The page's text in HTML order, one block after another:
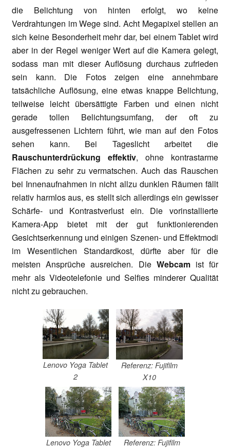
die Belichtung von hinten erfolgt, wo keine
Verdrahtungen im Wege sind. Acht Megapixel stellen an
sich keine Besonderheit mehr dar, bei einem Tablet wird
aber in der Regel weniger Wert auf die Kamera gelegt,
sodass man mit dieser Auflösung durchaus zufrieden
sein kann. Die Fotos zeigen eine annehmbare
tatsächliche Auflösung, eine etwas knappe Belichtung,
teilweise leicht übersättigte Farben und einen nicht
gerade tollen Belichtungsumfang, der oft zu
ausgefressenen Lichtern führt, wie man auf den Fotos
sehen kann. Bei Tageslicht arbeitet die
Rauschunterdrückung effektiv, ohne kontrastarme
Flächen zu sehr zu vermatschen. Auch das Rauschen
bei Innenaufnahmen in nicht allzu dunklen Räumen fällt
relativ harmlos aus, es stellt sich allerdings ein gewisser
Schärfe- und Kontrastverlust ein. Die vorinstallierte
Kamera-App bietet mit der gut funktionierenden
Gesichtserkennung und einigen Szenen- und Effektmodi
im Wesentlichen Standardkost, dürfte aber für die
meisten Ansprüche ausreichen. Die Webcamist für
mehr als Videotelefonie und Selfies minderer Qualität
nicht zu gebrauchen.
Lenovo Yoga Tablet
2
Referenz: Fujifilm
X10
Lenovo Yoga Tablet
Referenz: Fujifilm